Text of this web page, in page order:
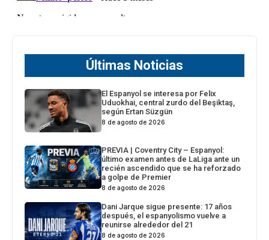
Últimas Noticias
El Espanyol se interesa por Felix
Uduokhai, central zurdo del Beşiktaş,
según Ertan Süzgün
8 de agosto de 2026
PREVIA | Coventry City – Espanyol:
último examen antes de LaLiga ante un
recién ascendido que se ha reforzado
a golpe de Premier
8 de agosto de 2026
Dani Jarque sigue presente: 17 años
después, el espanyolismo vuelve a
reunirse alrededor del 21
8 de agosto de 2026